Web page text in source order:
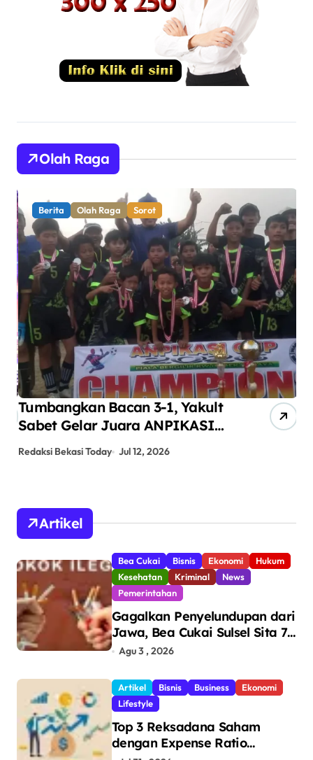
Olah Raga
Berita Olah Raga Sorot
Tumbangkan Bacan 3-1, Yakult
Sabet Gelar Juara ANPIKASI
CUP 2026
Redaksi Bekasi Today Jul 12, 2026
Artikel
Bea Cukai Bisnis Ekonomi
Hukum
Kesehatan
Kriminal
News
Pemerintahan
Gagalkan Penyelundupan dari
Jawa, Bea Cukai Sulsel Sita 7,8
Juta Batang Rokok Ilegal
Makassar
Agu 3 , 2026
Artikel Bisnis Business
Ekonomi
Lifestyle
Top 3 Reksadana Saham
dengan Expense Ratio